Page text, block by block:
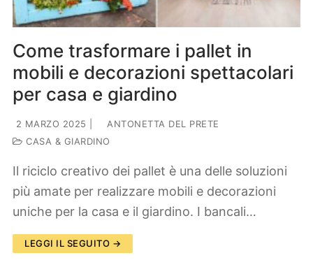
Come trasformare i pallet in
mobili e decorazioni spettacolari
per casa e giardino
2 MARZO 2025
ANTONETTA DEL PRETE
CASA & GIARDINO
Il riciclo creativo dei pallet è una delle soluzioni
più amate per realizzare mobili e decorazioni
uniche per la casa e il giardino. I bancali…
LEGGI IL SEGUITO →